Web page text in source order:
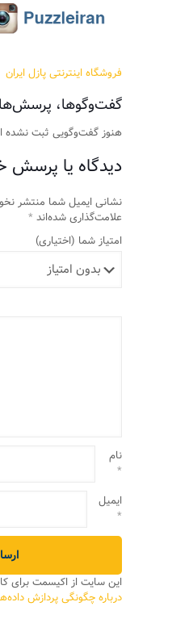
فروشگاه اینترنتی پازل ایران
گفت‌وگوها، پرسش‌ها
هنوز گفت‌وگویی ثبت
دیدگاه یا پرسش
نشانی ایمیل شما منتشر
علامت‌گذاری شده‌اند *
امتیاز شما (اختیاری)
نام
*
ایمیل
*
این سایت از اکیسمت
درباره چگونگی پردازش